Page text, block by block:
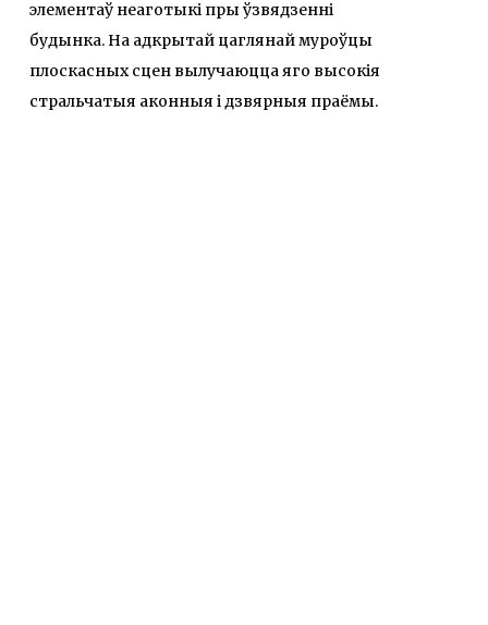
элементаў неаготыкі пры ўзвядзенні
будынка. На адкрытай цаглянай муроўцы
плоскасных сцен вылучаюцца яго высокія
стральчатыя аконныя і дзвярныя праёмы.